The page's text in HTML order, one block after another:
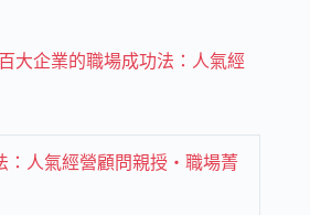
大企業的職場成功法：人氣經
：人氣經營顧問親授‧職場菁